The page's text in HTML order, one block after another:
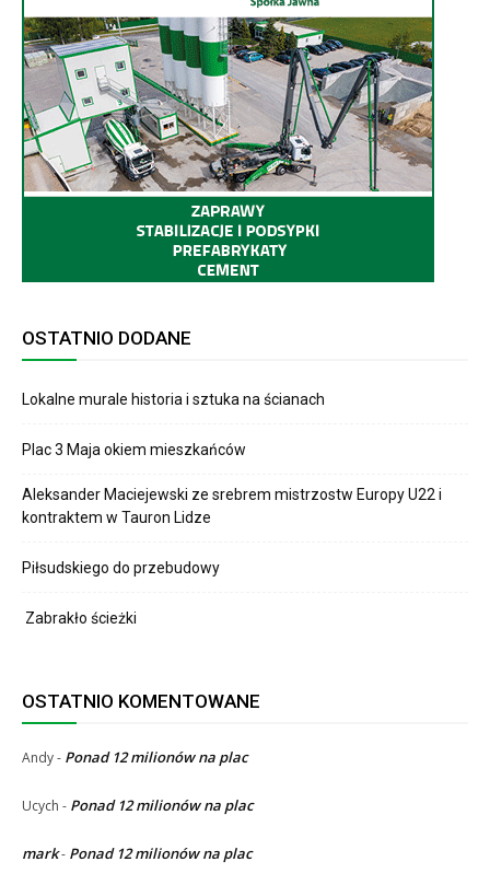
OSTATNIO DODANE
Lokalne murale historia i sztuka na ścianach
Plac 3 Maja okiem mieszkańców
Aleksander Maciejewski ze srebrem mistrzostw Europy U22 i
kontraktem w Tauron Lidze
Piłsudskiego do przebudowy
Zabrakło ścieżki
OSTATNIO KOMENTOWANE
Andy- Ponad 12 milionów na plac
Ucych - Ponad 12 milionów na plac
mark- Ponad 12 milionów na plac